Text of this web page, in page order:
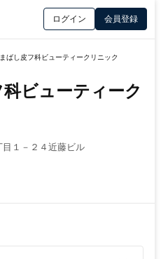
ログイン 会員登録
ばし皮フ科ビューティークリニック
ビューティーク
１－２４近藤ビル